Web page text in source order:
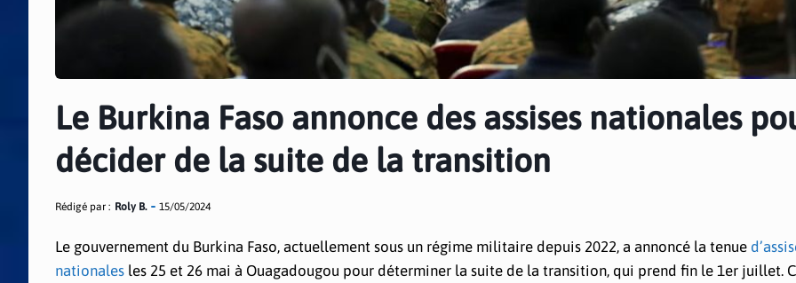
Le Burkina Faso annonce des assises nationales
décider de la suite de la transition
Rédigé par : Roly B. 15/05/2024
Le gouvernement du Burkina Faso, actuellement sous un régime militaire depuis 2022, a annoncé la tenue
nationales les 25 et 26 mai à Ouagadougou pour déterminer la suite de la transition, qui prend fin le 1er juillet.